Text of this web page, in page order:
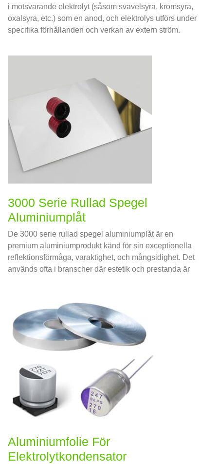
i motsvarande elektrolyt (såsom svavelsyra, kromsyra,
oxalsyra, etc.) som en anod, och elektrolys utförs under
specifika förhållanden och verkan av extern ström.
3000 Serie Rullad Spegel
Aluminiumplåt
De 3000 serie rullad spegel aluminiumplåt är en
premium aluminiumprodukt känd för sin exceptionella
reflektionsförmåga, varaktighet, och mångsidighet. Det
används ofta i branscher där estetik och prestanda är
Aluminiumfolie För
Elektrolytkondensator